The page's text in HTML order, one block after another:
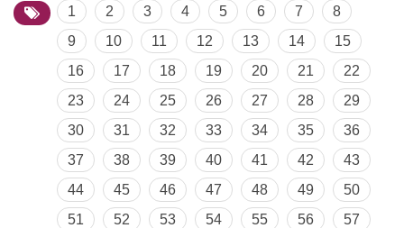
1 2 3 4 5 6 7
8
9
10 11 12 13 14
15
16
17 18 19 20 21
22
23
24 25 26 27 28
29
30
31 32 33 34 35
36
37
38 39 40 41 42
43
44
45 46 47 48 49
50
51
52 53 54 55 56
57